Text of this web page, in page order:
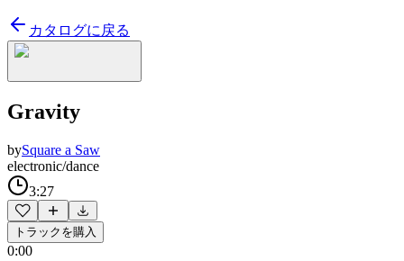
カタログに戻る
Gravity
bySquare a Saw
electronic/dance
3:27
トラックを購入
0:00